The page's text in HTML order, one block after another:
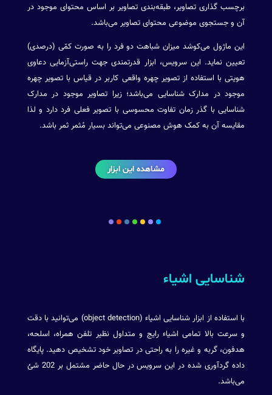
برچسب گذاری تصاویر، طبقه‌بندی تصاویر بر اساس محتوای موجود در
آن و جستجوی موضوعی محتوای تصاویر می‌باشد.
این ماژول می‌کوشد میزان شباهت دو فرد را به صورت کمّی (درصدی)
تعیین نماید. این سرویس، ابزار قدرتمندی جهت راستی‌آزمایی دعاوی
هویتی با استفاده از تصویر چهره واقعی کاربر در قیاس با تصویر چهره
موجود در مدارک شناسایی می‌باشد؛ زیرا تصاویر موجود در مدارک
شناسایی با گذر زمان تفاوت محسوسی با تصویر فعلی فرد دارد و لذا
مقایسه آن به کمک هوش مصنوعی می‌تواند بسیار مُثمر ثمر باشد.
مشاهده این ابزار
شناسایی اشیاء
با استفاده از ابزار شناسایی اشیاء (object detection) می‌توانید با دقت
و سرعت بالا تمامی اشیاء رایج و متداول نظیر تلفن همراه، اسلحه،
هدفون، گربه و غیره را به راحتی در تصاویر خود تشخیص دهید. پایگاه
داده گردآوری شده در این سرویس در حال حاضر مشتمل بر 202 شئ
می‌باشد.